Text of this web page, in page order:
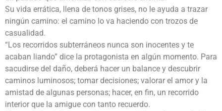
Su vida errática, llena de tonos grises, no le ayuda a trazar
ningún camino: el camino lo va haciendo con trozos de
casualidad.
“Los recorridos subterráneos nunca son inocentes y te
acaban liando” dice la protagonista en algún momento. Para
sacudirse del daño, deberá hacer un balance y descubrir
caminos luminosos; tomar decisiones; valorar el amor y la
amistad de algunas personas; hacer, en fin, un recorrido
interior que la amigue con tanto recuerdo.